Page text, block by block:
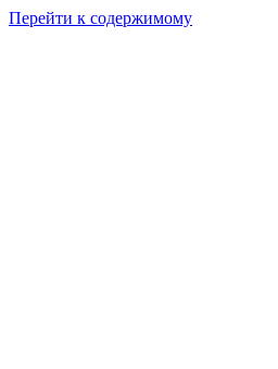
Перейти к содержимому